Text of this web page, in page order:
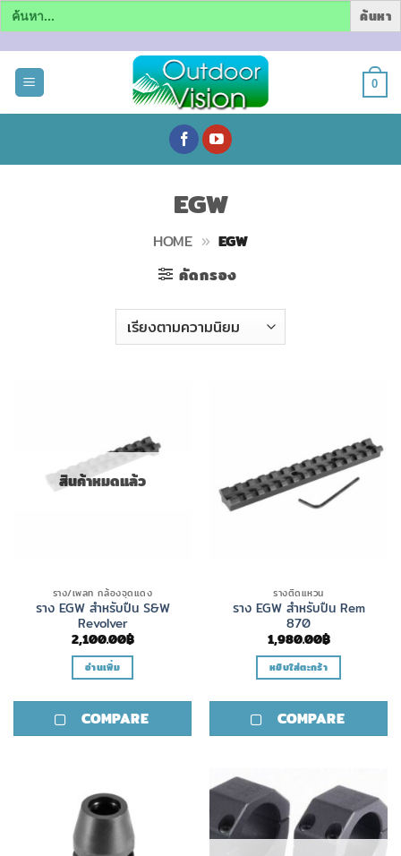
Search
for:
0
EGW
HOME » EGW
คัดกรอง
สินค้าหมดแล้ว
ราง/เพลท กล้องจุดแดง
ราง EGW สำหรับปืน S&W
Revolver
2,100.00฿
อ่านเพิ่ม
COMPARE
รางติดแหวน
ราง EGW สำหรับปืน Rem
870
1,980.00฿
หยิบใส่ตะกร้า
COMPARE